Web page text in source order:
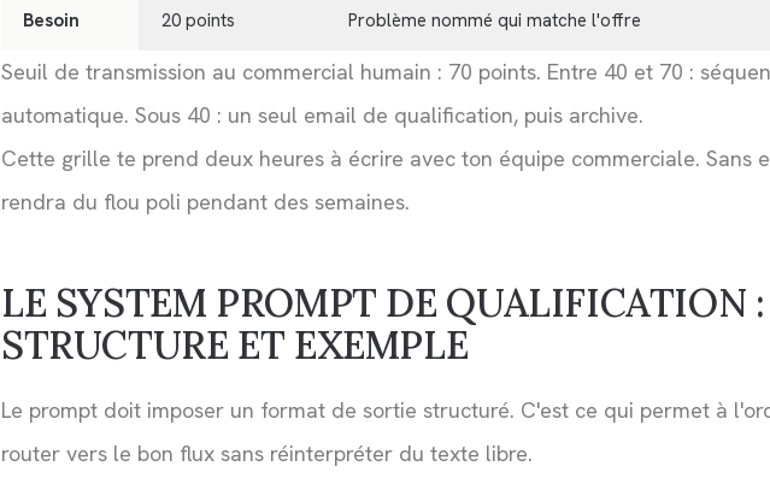
Besoin 20 points Problème nommé qui matche l'offre
Seuil de transmission au commercial humain : 70 points. Entre 40 et 70 :
automatique. Sous 40 : un seul email de qualification, puis archive.
Cette grille te prend deux heures à écrire avec ton équipe commerciale. Sans
rendra du flou poli pendant des semaines.
LE SYSTEM PROMPT DE QUALIFICATION :
STRUCTURE ET EXEMPLE
Le prompt doit imposer un format de sortie structuré. C'est ce qui permet à
router vers le bon flux sans réinterpréter du texte libre.